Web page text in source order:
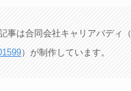
事は合同会社キャリアバディ（
）が制作しています。